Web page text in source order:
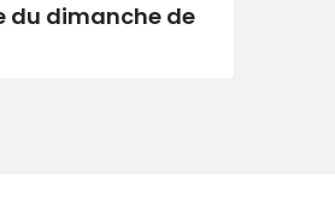
du dimanche de